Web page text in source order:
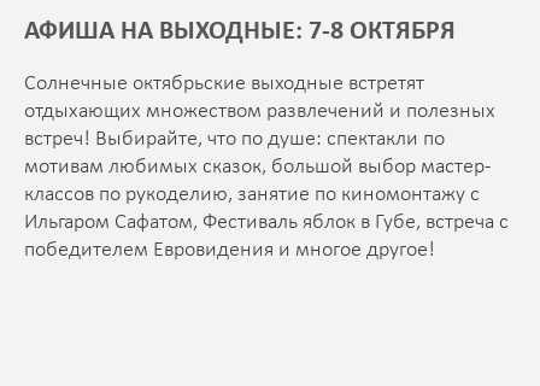
АФИША НА ВЫХОДНЫЕ: 7-8 ОКТЯБРЯ
Солнечные октябрьские выходные встретят
отдыхающих множеством развлечений и полезных
встреч! Выбирайте, что по душе: спектакли по
мотивам любимых сказок, большой выбор мастер-
классов по рукоделию, занятие по киномонтажу с
Ильгаром Сафатом, Фестиваль яблок в Губе, встреча с
победителем Евровидения и многое другое!